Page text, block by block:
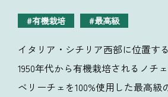
有機栽培 最高級
イタリア・シチリア西部に位置す
1950年代から有機栽培されるノチ
ベリーチェを100%使用した最高級